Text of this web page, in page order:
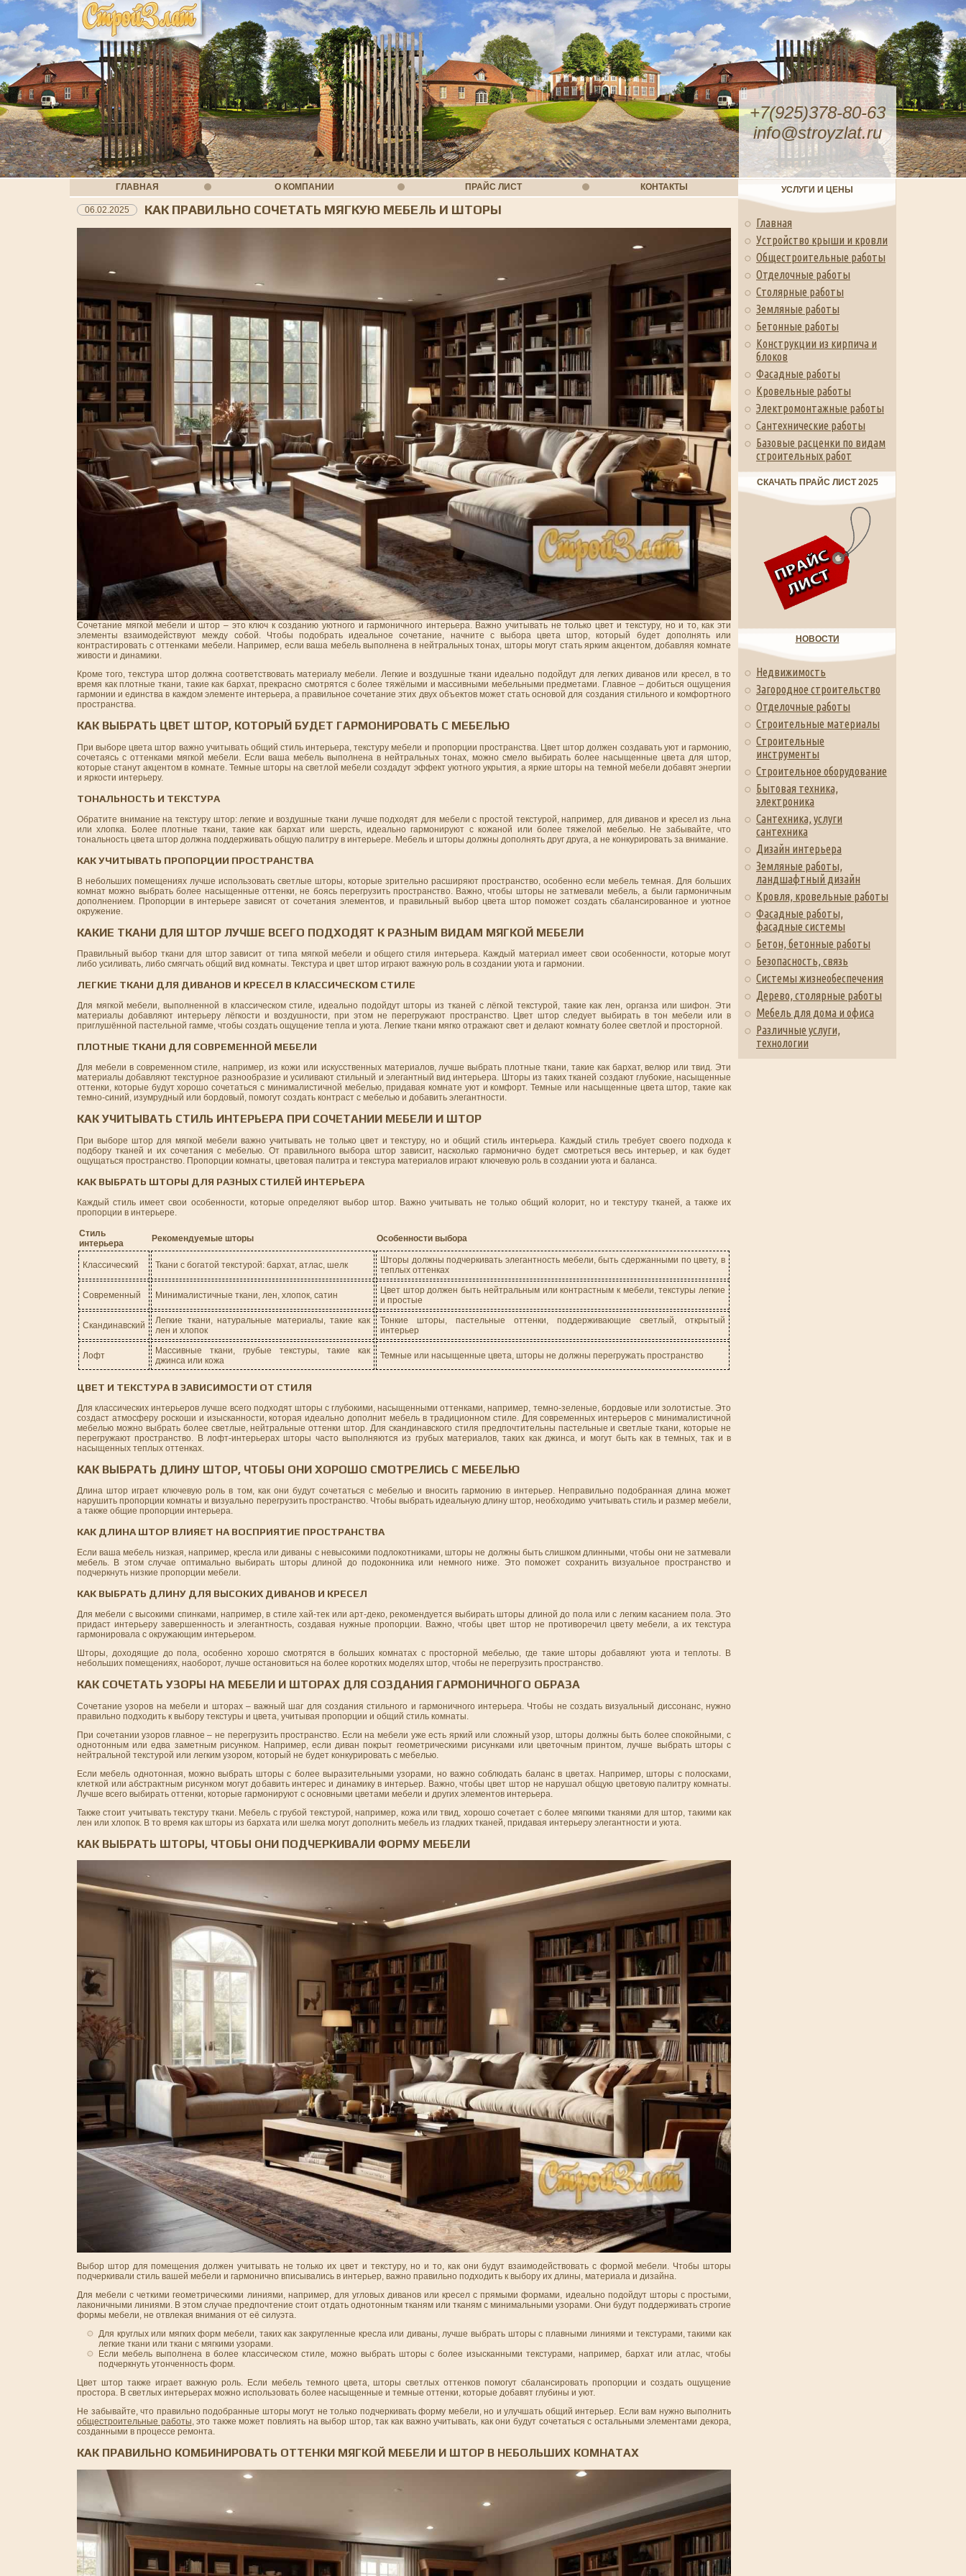
+7(925)378-80-63
info@stroyzlat.ru
ГЛАВНАЯ О КОМПАНИИ ПРАЙС ЛИСТ КОНТАКТЫ
06.02.2025 КАК ПРАВИЛЬНО СОЧЕТАТЬ МЯГКУЮ МЕБЕЛЬ И ШТОРЫ
Сочетание мягкой мебели и штор – это ключ к созданию уютного и гармоничного интерьера. Важно учитывать не только цвет и текстуру, но и то, как эти
элементы взаимодействуют между собой. Чтобы подобрать идеальное сочетание, начните с выбора цвета штор, который будет дополнять или
контрастировать с оттенками мебели. Например, если ваша мебель выполнена в нейтральных тонах, шторы могут стать ярким акцентом, добавляя комнате
живости и динамики.
Кроме того, текстура штор должна соответствовать материалу мебели. Легкие и воздушные ткани идеально подойдут для легких диванов или кресел, в то
время как плотные ткани, такие как бархат, прекрасно смотрятся с более тяжёлыми и массивными мебельными предметами. Главное – добиться ощущения
гармонии и единства в каждом элементе интерьера, а правильное сочетание этих двух объектов может стать основой для создания стильного и комфортного
пространства.
КАК ВЫБРАТЬ ЦВЕТ ШТОР, КОТОРЫЙ БУДЕТ ГАРМОНИРОВАТЬ С МЕБЕЛЬЮ
При выборе цвета штор важно учитывать общий стиль интерьера, текстуру мебели и пропорции пространства. Цвет штор должен создавать уют и гармонию,
сочетаясь с оттенками мягкой мебели. Если ваша мебель выполнена в нейтральных тонах, можно смело выбирать более насыщенные цвета для штор,
которые станут акцентом в комнате. Темные шторы на светлой мебели создадут эффект уютного укрытия, а яркие шторы на темной мебели добавят энергии
и яркости интерьеру.
ТОНАЛЬНОСТЬ И ТЕКСТУРА
Обратите внимание на текстуру штор: легкие и воздушные ткани лучше подходят для мебели с простой текстурой, например, для диванов и кресел из льна
или хлопка. Более плотные ткани, такие как бархат или шерсть, идеально гармонируют с кожаной или более тяжелой мебелью. Не забывайте, что
тональность цвета штор должна поддерживать общую палитру в интерьере. Мебель и шторы должны дополнять друг друга, а не конкурировать за внимание.
КАК УЧИТЫВАТЬ ПРОПОРЦИИ ПРОСТРАНСТВА
В небольших помещениях лучше использовать светлые шторы, которые зрительно расширяют пространство, особенно если мебель темная. Для больших
комнат можно выбрать более насыщенные оттенки, не боясь перегрузить пространство. Важно, чтобы шторы не затмевали мебель, а были гармоничным
дополнением. Пропорции в интерьере зависят от сочетания элементов, и правильный выбор цвета штор поможет создать сбалансированное и уютное
окружение.
КАКИЕ ТКАНИ ДЛЯ ШТОР ЛУЧШЕ ВСЕГО ПОДХОДЯТ К РАЗНЫМ ВИДАМ МЯГКОЙ МЕБЕЛИ
Правильный выбор ткани для штор зависит от типа мягкой мебели и общего стиля интерьера. Каждый материал имеет свои особенности, которые могут
либо усиливать, либо смягчать общий вид комнаты. Текстура и цвет штор играют важную роль в создании уюта и гармонии.
ЛЕГКИЕ ТКАНИ ДЛЯ ДИВАНОВ И КРЕСЕЛ В КЛАССИЧЕСКОМ СТИЛЕ
Для мягкой мебели, выполненной в классическом стиле, идеально подойдут шторы из тканей с лёгкой текстурой, такие как лен, органза или шифон. Эти
материалы добавляют интерьеру лёгкости и воздушности, при этом не перегружают пространство. Цвет штор следует выбирать в тон мебели или в
приглушённой пастельной гамме, чтобы создать ощущение тепла и уюта. Легкие ткани мягко отражают свет и делают комнату более светлой и просторной.
ПЛОТНЫЕ ТКАНИ ДЛЯ СОВРЕМЕННОЙ МЕБЕЛИ
Для мебели в современном стиле, например, из кожи или искусственных материалов, лучше выбрать плотные ткани, такие как бархат, велюр или твид. Эти
материалы добавляют текстурное разнообразие и усиливают стильный и элегантный вид интерьера. Шторы из таких тканей создают глубокие, насыщенные
оттенки, которые будут хорошо сочетаться с минималистичной мебелью, придавая комнате уют и комфорт. Темные или насыщенные цвета штор, такие как
темно-синий, изумрудный или бордовый, помогут создать контраст с мебелью и добавить элегантности.
КАК УЧИТЫВАТЬ СТИЛЬ ИНТЕРЬЕРА ПРИ СОЧЕТАНИИ МЕБЕЛИ И ШТОР
При выборе штор для мягкой мебели важно учитывать не только цвет и текстуру, но и общий стиль интерьера. Каждый стиль требует своего подхода к
подбору тканей и их сочетания с мебелью. От правильного выбора штор зависит, насколько гармонично будет смотреться весь интерьер, и как будет
ощущаться пространство. Пропорции комнаты, цветовая палитра и текстура материалов играют ключевую роль в создании уюта и баланса.
КАК ВЫБРАТЬ ШТОРЫ ДЛЯ РАЗНЫХ СТИЛЕЙ ИНТЕРЬЕРА
Каждый стиль имеет свои особенности, которые определяют выбор штор. Важно учитывать не только общий колорит, но и текстуру тканей, а также их
пропорции в интерьере.
Стиль
интерьера
Рекомендуемые шторы Особенности выбора
Классический Ткани с богатой текстурой: бархат, атлас, шелк
Шторы должны подчеркивать элегантность мебели, быть сдержанными по цвету, в
теплых оттенках
Современный Минималистичные ткани, лен, хлопок, сатин
Цвет штор должен быть нейтральным или контрастным к мебели, текстуры легкие
и простые
Скандинавский
Легкие ткани, натуральные материалы, такие как
лен и хлопок
Тонкие шторы, пастельные оттенки, поддерживающие светлый, открытый
интерьер
Лофт
Массивные ткани, грубые текстуры, такие как
джинса или кожа
Темные или насыщенные цвета, шторы не должны перегружать пространство
ЦВЕТ И ТЕКСТУРА В ЗАВИСИМОСТИ ОТ СТИЛЯ
Для классических интерьеров лучше всего подходят шторы с глубокими, насыщенными оттенками, например, темно-зеленые, бордовые или золотистые. Это
создаст атмосферу роскоши и изысканности, которая идеально дополнит мебель в традиционном стиле. Для современных интерьеров с минималистичной
мебелью можно выбрать более светлые, нейтральные оттенки штор. Для скандинавского стиля предпочтительны пастельные и светлые ткани, которые не
перегружают пространство. В лофт-интерьерах шторы часто выполняются из грубых материалов, таких как джинса, и могут быть как в темных, так и в
насыщенных теплых оттенках.
КАК ВЫБРАТЬ ДЛИНУ ШТОР, ЧТОБЫ ОНИ ХОРОШО СМОТРЕЛИСЬ С МЕБЕЛЬЮ
Длина штор играет ключевую роль в том, как они будут сочетаться с мебелью и вносить гармонию в интерьер. Неправильно подобранная длина может
нарушить пропорции комнаты и визуально перегрузить пространство. Чтобы выбрать идеальную длину штор, необходимо учитывать стиль и размер мебели,
а также общие пропорции интерьера.
КАК ДЛИНА ШТОР ВЛИЯЕТ НА ВОСПРИЯТИЕ ПРОСТРАНСТВА
Если ваша мебель низкая, например, кресла или диваны с невысокими подлокотниками, шторы не должны быть слишком длинными, чтобы они не затмевали
мебель. В этом случае оптимально выбирать шторы длиной до подоконника или немного ниже. Это поможет сохранить визуальное пространство и
подчеркнуть низкие пропорции мебели.
КАК ВЫБРАТЬ ДЛИНУ ДЛЯ ВЫСОКИХ ДИВАНОВ И КРЕСЕЛ
Для мебели с высокими спинками, например, в стиле хай-тек или арт-деко, рекомендуется выбирать шторы длиной до пола или с легким касанием пола. Это
придаст интерьеру завершенность и элегантность, создавая нужные пропорции. Важно, чтобы цвет штор не противоречил цвету мебели, а их текстура
гармонировала с окружающим интерьером.
Шторы, доходящие до пола, особенно хорошо смотрятся в больших комнатах с просторной мебелью, где такие шторы добавляют уюта и теплоты. В
небольших помещениях, наоборот, лучше остановиться на более коротких моделях штор, чтобы не перегрузить пространство.
КАК СОЧЕТАТЬ УЗОРЫ НА МЕБЕЛИ И ШТОРАХ ДЛЯ СОЗДАНИЯ ГАРМОНИЧНОГО ОБРАЗА
Сочетание узоров на мебели и шторах – важный шаг для создания стильного и гармоничного интерьера. Чтобы не создать визуальный диссонанс, нужно
правильно подходить к выбору текстуры и цвета, учитывая пропорции и общий стиль комнаты.
При сочетании узоров главное – не перегрузить пространство. Если на мебели уже есть яркий или сложный узор, шторы должны быть более спокойными, с
однотонным или едва заметным рисунком. Например, если диван покрыт геометрическими рисунками или цветочным принтом, лучше выбрать шторы с
нейтральной текстурой или легким узором, который не будет конкурировать с мебелью.
Если мебель однотонная, можно выбрать шторы с более выразительными узорами, но важно соблюдать баланс в цветах. Например, шторы с полосками,
клеткой или абстрактным рисунком могут добавить интерес и динамику в интерьер. Важно, чтобы цвет штор не нарушал общую цветовую палитру комнаты.
Лучше всего выбирать оттенки, которые гармонируют с основными цветами мебели и других элементов интерьера.
Также стоит учитывать текстуру ткани. Мебель с грубой текстурой, например, кожа или твид, хорошо сочетает с более мягкими тканями для штор, такими как
лен или хлопок. В то время как шторы из бархата или шелка могут дополнить мебель из гладких тканей, придавая интерьеру элегантности и уюта.
КАК ВЫБРАТЬ ШТОРЫ, ЧТОБЫ ОНИ ПОДЧЕРКИВАЛИ ФОРМУ МЕБЕЛИ
Выбор штор для помещения должен учитывать не только их цвет и текстуру, но и то, как они будут взаимодействовать с формой мебели. Чтобы шторы
подчеркивали стиль вашей мебели и гармонично вписывались в интерьер, важно правильно подходить к выбору их длины, материала и дизайна.
Для мебели с четкими геометрическими линиями, например, для угловых диванов или кресел с прямыми формами, идеально подойдут шторы с простыми,
лаконичными линиями. В этом случае предпочтение стоит отдать однотонным тканям или тканям с минимальными узорами. Они будут поддерживать строгие
формы мебели, не отвлекая внимания от её силуэта.
Для круглых или мягких форм мебели, таких как закругленные кресла или диваны, лучше выбрать шторы с плавными линиями и текстурами, такими как
легкие ткани или ткани с мягкими узорами.
Если мебель выполнена в более классическом стиле, можно выбрать шторы с более изысканными текстурами, например, бархат или атлас, чтобы
подчеркнуть утонченность форм.
Цвет штор также играет важную роль. Если мебель темного цвета, шторы светлых оттенков помогут сбалансировать пропорции и создать ощущение
простора. В светлых интерьерах можно использовать более насыщенные и темные оттенки, которые добавят глубины и уют.
Не забывайте, что правильно подобранные шторы могут не только подчеркивать форму мебели, но и улучшать общий интерьер. Если вам нужно выполнить
общестроительные работы, это также может повлиять на выбор штор, так как важно учитывать, как они будут сочетаться с остальными элементами декора,
созданными в процессе ремонта.
КАК ПРАВИЛЬНО КОМБИНИРОВАТЬ ОТТЕНКИ МЯГКОЙ МЕБЕЛИ И ШТОР В НЕБОЛЬШИХ КОМНАТАХ
УСЛУГИ И ЦЕНЫ
Главная
Устройство крыши и кровли
Общестроительные работы
Отделочные работы
Столярные работы
Земляные работы
Бетонные работы
Конструкции из кирпича и
блоков
Фасадные работы
Кровельные работы
Электромонтажные работы
Сантехнические работы
Базовые расценки по видам
строительных работ
СКАЧАТЬ ПРАЙС ЛИСТ 2025
НОВОСТИ
Недвижимость
Загородное строительство
Отделочные работы
Строительные материалы
Строительные
инструменты
Строительное оборудование
Бытовая техника,
электроника
Сантехника, услуги
сантехника
Дизайн интерьера
Земляные работы,
ландшафтный дизайн
Кровля, кровельные работы
Фасадные работы,
фасадные системы
Бетон, бетонные работы
Безопасность, связь
Системы жизнеобеспечения
Дерево, столярные работы
Мебель для дома и офиса
Различные услуги,
технологии